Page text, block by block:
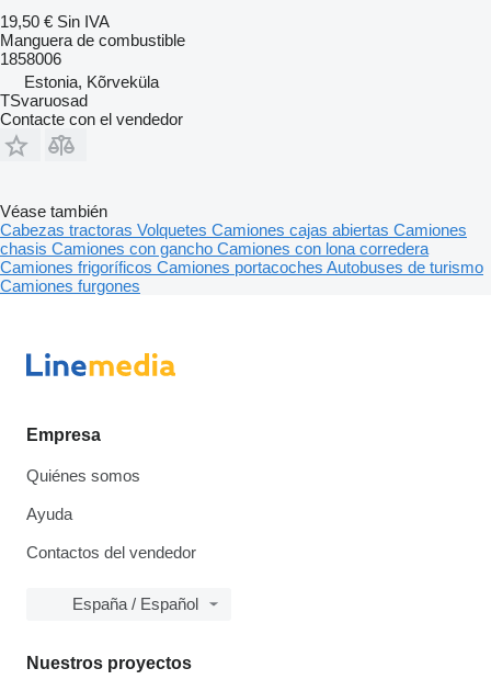
19,50 € Sin IVA
Manguera de combustible
1858006
Estonia, Kõrveküla
TSvaruosad
Contacte con el vendedor
Véase también
Cabezas tractoras Volquetes Camiones cajas abiertas Camiones
chasis Camiones con gancho Camiones con lona corredera
Camiones frigoríficos Camiones portacoches Autobuses de turismo
Camiones furgones
Empresa
Quiénes somos
Ayuda
Contactos del vendedor
España / Español
Nuestros proyectos